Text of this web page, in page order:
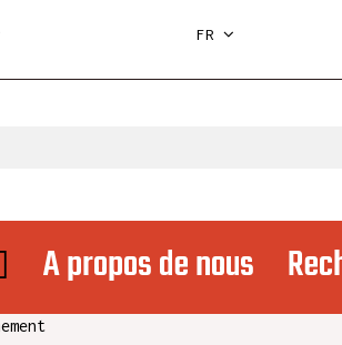
FR
A propos de nous